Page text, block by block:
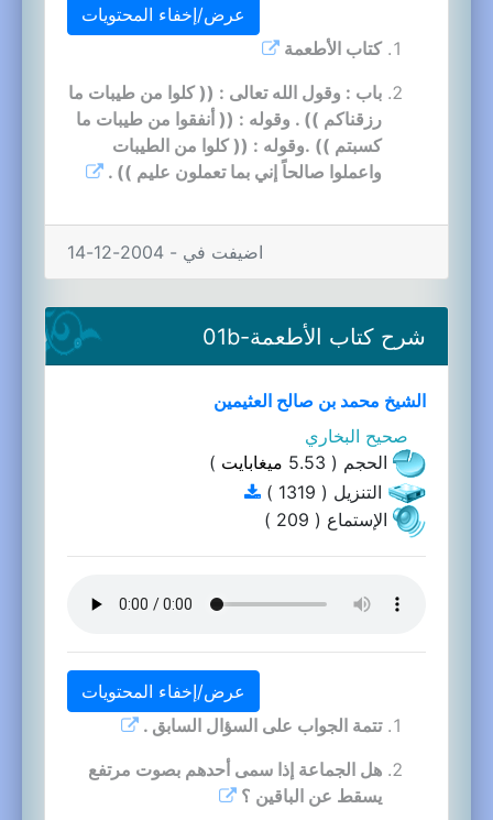
عرض/إخفاء المحتويات
كتاب الأطعمة
باب : وقول الله تعالى : (( كلوا من طيبات ما
رزقناكم )) . وقوله : (( أنفقوا من طيبات ما
كسبتم )) .وقوله : (( كلوا من الطيبات
واعملوا صالحاً إني بما تعملون عليم )) .
اضيفت في - 2004-12-14
شرح كتاب الأطعمة-01b
الشيخ محمد بن صالح العثيمين
صحيح البخاري
الحجم ( 5.53
ميغابايت )
التنزيل ( 1319 )
الإستماع ( 209 )
عرض/إخفاء المحتويات
تتمة الجواب على السؤال السابق .
هل الجماعة إذا سمى أحدهم بصوت مرتفع
يسقط عن الباقين ؟